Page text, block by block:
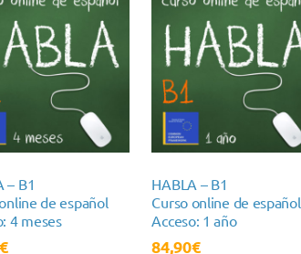
– B1
de español
4 meses
€
HABLA – B1
Curso online de español
Acceso: 1 año
84,90€